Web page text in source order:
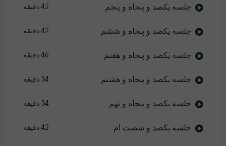
جلسه یکصد و پنجاه و پنجم 42 دقیقه
جلسه یکصد و پنجاه و ششم 42 دقیقه
جلسه یکصد و پنجاه و هفتم 46 دقیقه
جلسه یکصد و پنجاه و هشتم 54 دقیقه
جلسه یکصد و پنجاه و نهم 54 دقیقه
جلسه یکصد و شصت ام 42 دقیقه